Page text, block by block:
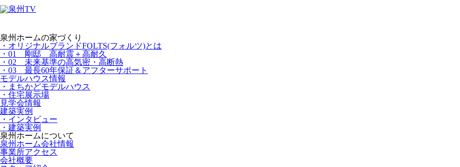
泉州ホームの家づくり
・オリジナルブランドFOLTS(フォルツ)とは
・01 剛邸 高耐震＋高耐久
・02 未来基準の高気密・高断熱
・03 最長60年保証＆アフターサポート
モデルハウス情報
・まちかどモデルハウス
・住宅展示場
見学会情報
建築実例
・インタビュー
・建築実例
泉州ホームについて
泉州ホーム会社情報
事業所アクセス
会社概要